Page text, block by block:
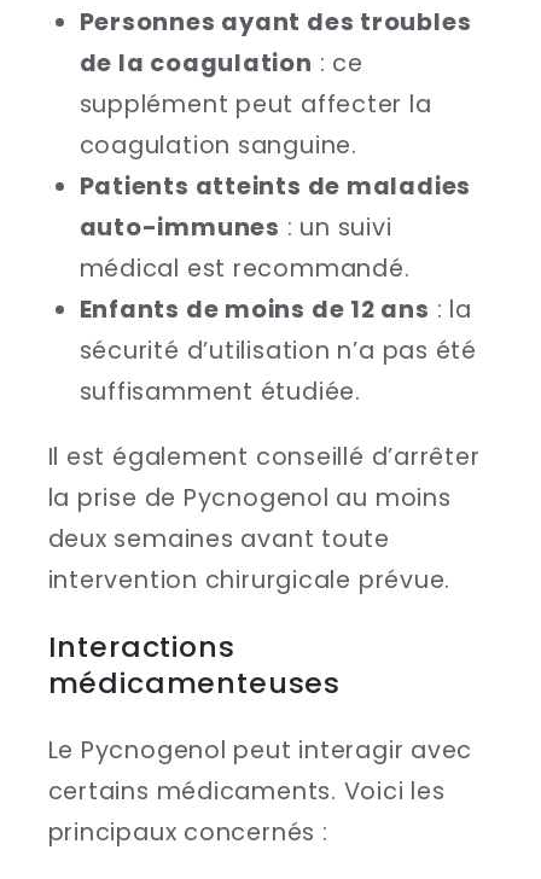
Personnes ayant des troubles
de la coagulation : ce
supplément peut affecter la
coagulation sanguine.
Patients atteints de maladies
auto-immunes : un suivi
médical est recommandé.
Enfants de moins de 12 ans : la
sécurité d’utilisation n’a pas été
suffisamment étudiée.
Il est également conseillé d’arrêter
la prise de Pycnogenol au moins
deux semaines avant toute
intervention chirurgicale prévue.
Interactions
médicamenteuses
Le Pycnogenol peut interagir avec
certains médicaments. Voici les
principaux concernés :